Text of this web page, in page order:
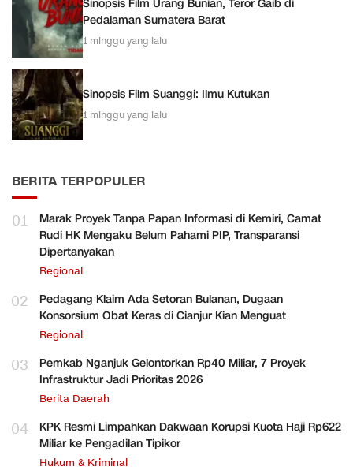
Sinopsis Film Urang Bunian, Teror Gaib di
Pedalaman Sumatera Barat
1 minggu yang lalu
Sinopsis Film Suanggi: Ilmu Kutukan
1 minggu yang lalu
BERITA TERPOPULER
01
Marak Proyek Tanpa Papan Informasi di Kemiri, Camat
Rudi HK Mengaku Belum Pahami PIP, Transparansi
Dipertanyakan
Regional
02
Pedagang Klaim Ada Setoran Bulanan, Dugaan
Konsorsium Obat Keras di Cianjur Kian Menguat
Regional
03
Pemkab Nganjuk Gelontorkan Rp40 Miliar, 7 Proyek
Infrastruktur Jadi Prioritas 2026
Berita Daerah
04
KPK Resmi Limpahkan Dakwaan Korupsi Kuota Haji Rp622
Miliar ke Pengadilan Tipikor
Hukum & Kriminal